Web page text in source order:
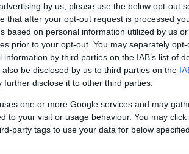
by us, please use the below opt-out
that after your opt-out request is processed
based on personal information utilized by us
prior to your opt-out. You may separately
by third parties on the IAB’s list of
be disclosed by us to third parties on the
further disclose it to other third parties.
one or more Google services and may
to your visit or usage behaviour. You may
party tags to use your data for below
galériák alapítója és
vállalat bécsi üzletének
az osztrák fővárosba
hogy először a gépek
- nyilatkozott az